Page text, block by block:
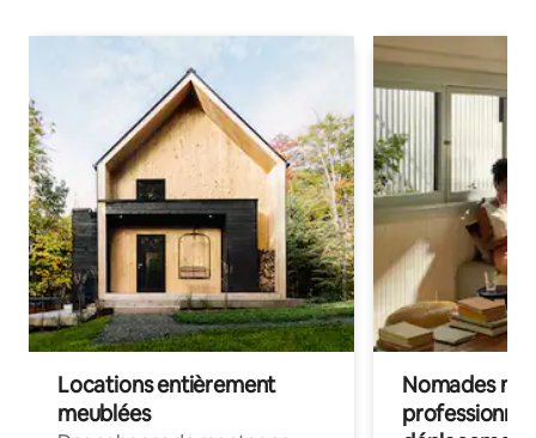
Locations entièrement
meublées
Nomades